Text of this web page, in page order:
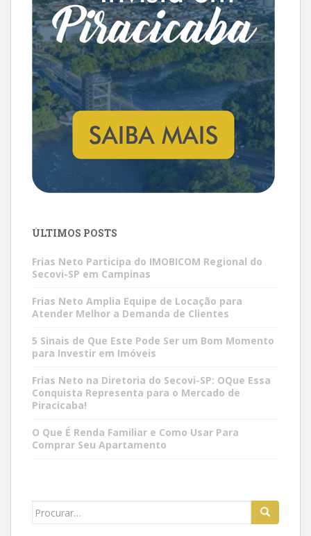
ÚLTIMOS POSTS
Frias Neto Participa do IMOBICOM Regional do
Secovi-SP em Campinas
Frias Neto Amplia Equipe de Locação para
Atender Melhor a Demanda de Clientes
5 Sinais de Que Este Pode Ser um Bom Momento
para Investir em Imóveis
Frias Neto na Diretoria do Secovi-SP: OQue Essa
Conquista Representa para o Mercado de
Piracicaba!
O Que É Renda Familiar e Como Usar Para
Comprar Seu Apartamento
Search